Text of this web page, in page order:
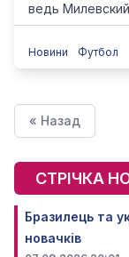
ведь
Новини Футбол
« Назад
СТРІЧКА
Бразилець та
новачків